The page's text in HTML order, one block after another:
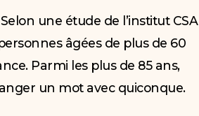
une étude de l’institut CSA
âgées de plus de 60
Parmi les plus de 85 ans,
un mot avec quiconque.